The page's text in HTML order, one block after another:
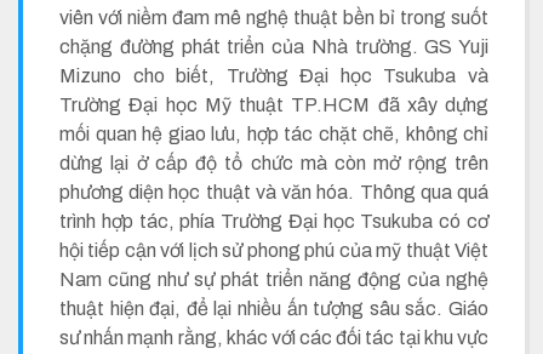
viên với niềm đam mê nghệ thuật bền bỉ trong suốt
chặng đường phát triển của Nhà trường. GS Yuji
Mizuno cho biết, Trường Đại học Tsukuba và
Trường Đại học Mỹ thuật TP.HCM đã xây dựng
mối quan hệ giao lưu, hợp tác chặt chẽ, không chỉ
dừng lại ở cấp độ tổ chức mà còn mở rộng trên
phương diện học thuật và văn hóa. Thông qua quá
trình hợp tác, phía Trường Đại học Tsukuba có cơ
hội tiếp cận với lịch sử phong phú của mỹ thuật Việt
Nam cũng như sự phát triển năng động của nghệ
thuật hiện đại, để lại nhiều ấn tượng sâu sắc. Giáo
sư nhấn mạnh rằng, khác với các đối tác tại khu vực